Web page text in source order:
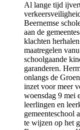
Al lange tijd
Beernemse
aan de
klachten
maatregelen
schoolgaande
garanderen.
onlangs de
inzet voor meer
woensdag 9 mei
leerlingen en
gemeenteschool
te wijzen op het